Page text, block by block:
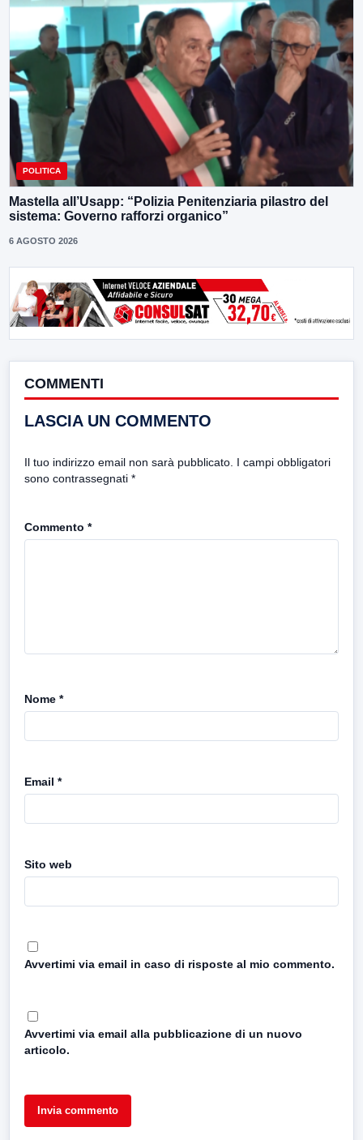
POLITICA
Mastella all’Usapp: “Polizia Penitenziaria pilastro del
sistema: Governo rafforzi organico”
6 AGOSTO 2026
COMMENTI
LASCIA UN COMMENTO
Il tuo indirizzo email non sarà pubblicato. I campi obbligatori
sono contrassegnati *
Commento *
Nome *
Email *
Sito web
Avvertimi via email in caso di risposte al mio commento.
Avvertimi via email alla pubblicazione di un nuovo
articolo.